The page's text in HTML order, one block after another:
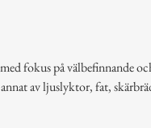
fokus på välbefinnande
av ljuslyktor, fat,